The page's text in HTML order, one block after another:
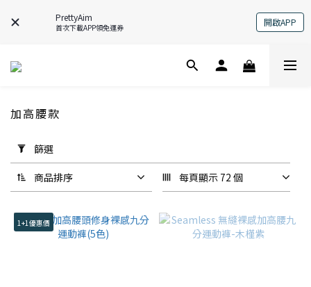
PrettyAim
首次下載APP領免運券 開啟APP
用
篩
選
(0/20)
尺
加高腰款
篩選
商品排序 每頁顯示 72 個
1+1優惠價